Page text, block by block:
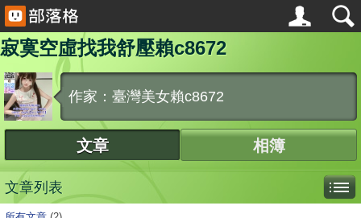
寂寞空虛找我舒壓賴c8672
作家：臺灣美女賴c8672
文章 相簿
文章列表